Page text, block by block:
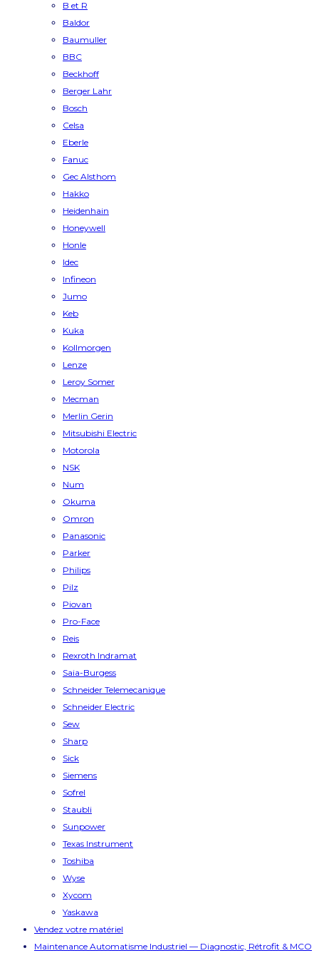
B et R
Baldor
Baumuller
BBC
Beckhoff
Berger Lahr
Bosch
Celsa
Eberle
Fanuc
Gec Alsthom
Hakko
Heidenhain
Honeywell
Honle
Idec
Infineon
Jumo
Keb
Kuka
Kollmorgen
Lenze
Leroy Somer
Mecman
Merlin Gerin
Mitsubishi Electric
Motorola
NSK
Num
Okuma
Omron
Panasonic
Parker
Philips
Pilz
Piovan
Pro-Face
Reis
Rexroth Indramat
Saia-Burgess
Schneider Telemecanique
Schneider Electric
Sew
Sharp
Sick
Siemens
Sofrel
Staubli
Sunpower
Texas Instrument
Toshiba
Wyse
Xycom
Yaskawa
Vendez votre matériel
Maintenance Automatisme Industriel — Diagnostic, Rétrofit & MCO